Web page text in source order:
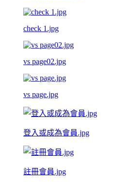
check 1.jpg
vs page02.jpg
vs page.jpg
登入或成為會員.jpg
註冊會員.jpg